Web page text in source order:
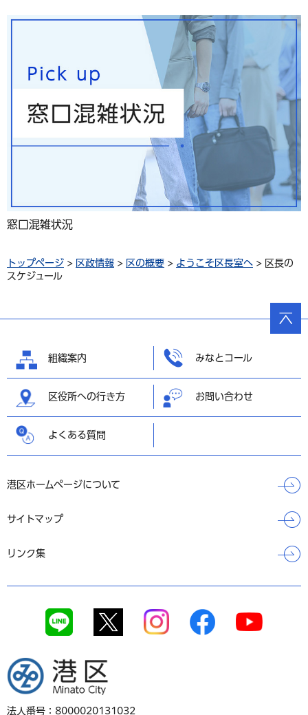
窓口混雑状況
トップページ > 区政情報 > 区の概要 > ようこそ区長室へ > 区長の
スケジュール
組織案内 みなとコール
区役所への行き方 お問い合わせ
よくある質問
港区ホームページについて
サイトマップ
リンク集
港区
法人番号：8000020131032
ページ
の先頭